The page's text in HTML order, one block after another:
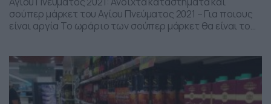
σούπερ μάρκετ του Αγίου Πνεύματος 2021 – Για ποιους
είναι αργία Το ωράριο των σούπερ μάρκετ θα είναι το
δεδομένα καθώς τέθηκε σε ισχύ η ΚΥΑ. Δίνεται λοιπόν η
δυνατότητα σε όλα […]